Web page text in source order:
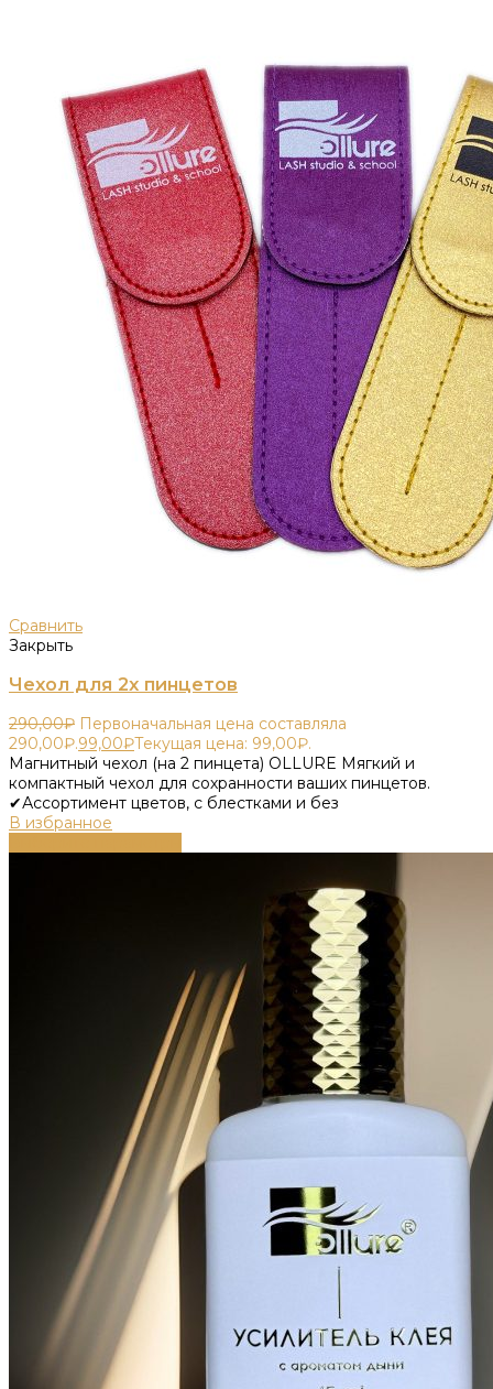
Сравнить
Закрыть
Чехол для 2х пинцетов
290,00₽ Первоначальная цена составляла
290,00₽.99,00₽Текущая цена: 99,00₽.
Магнитный чехол (на 2 пинцета) OLLURE Мягкий и
компактный чехол для сохранности ваших пинцетов.
✔Ассортимент цветов, с блестками и без
В избранное